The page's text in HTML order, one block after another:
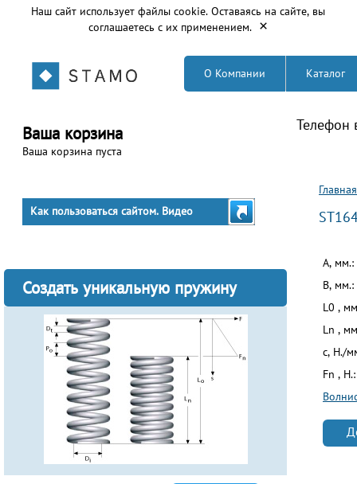
Наш сайт использует файлы cookie. Оставаясь на сайте, вы
соглашаетесь с их применением. ×
О Компании Каталог
Телефон
Ваша корзина
Ваша корзина пуста
Как пользоваться сайтом. Видео
Создать уникальную пружину
Вы
Главная
A, мм.:
B, мм.:
L0 ,
Ln ,
c, Н./
Fn ,